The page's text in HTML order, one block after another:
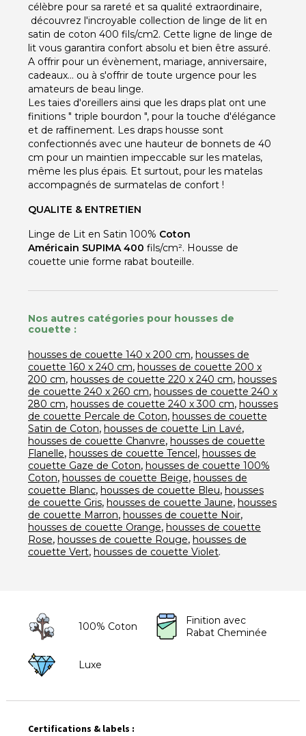
célèbre pour sa rareté et sa qualité extraordinaire,
découvrez l'incroyable collection de linge de lit en
satin de coton 400 fils/cm2. Cette ligne de linge de
lit vous garantira confort absolu et bien être assuré.
A offrir pour un évènement, mariage, anniversaire,
cadeaux... ou à s'offrir de toute urgence pour les
amateurs de beau linge.
Les taies d'oreillers ainsi que les draps plat ont une
finitions " triple bourdon ", pour la touche d'élégance
et de raffinement. Les draps housse sont
confectionnés avec une hauteur de bonnets de 40
cm pour un maintien impeccable sur les matelas,
même les plus épais. Et surtout, pour les matelas
accompagnés de surmatelas de confort !
QUALITE & ENTRETIEN
Linge de Lit en Satin 100% Coton
Américain SUPIMA 400 fils/cm². Housse de
couette unie forme rabat bouteille.
Nos autres catégories pour housses de
couette :
housses de couette 140 x 200 cm, housses de
couette 160 x 240 cm, housses de couette 200 x
200 cm, housses de couette 220 x 240 cm, housses
de couette 240 x 260 cm, housses de couette 240 x
280 cm, housses de couette 240 x 300 cm, housses
de couette Percale de Coton, housses de couette
Satin de Coton, housses de couette Lin Lavé,
housses de couette Chanvre, housses de couette
Flanelle, housses de couette Tencel, housses de
couette Gaze de Coton, housses de couette 100%
Coton, housses de couette Beige, housses de
couette Blanc, housses de couette Bleu, housses
de couette Gris, housses de couette Jaune, housses
de couette Marron, housses de couette Noir,
housses de couette Orange, housses de couette
Rose, housses de couette Rouge, housses de
couette Vert, housses de couette Violet.
100% Coton
Finition avec
Rabat Cheminée
Luxe
Certifications & labels :